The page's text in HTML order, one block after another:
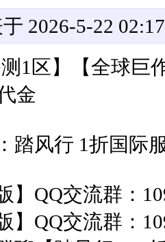
2026-5-22
测1区】【全球
金
踏风行 1折国际
】QQ交流群：
】QQ交流群：